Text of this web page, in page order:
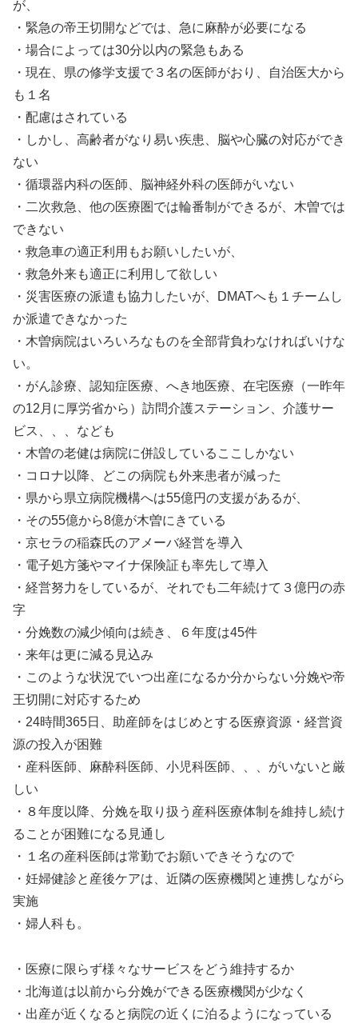
が、
・緊急の帝王切開などでは、急に麻酔が必要になる
・場合によっては30分以内の緊急もある
・現在、県の修学支援で３名の医師がおり、自治医大から
も１名
・配慮はされている
・しかし、高齢者がなり易い疾患、脳や心臓の対応ができ
ない
・循環器内科の医師、脳神経外科の医師がいない
・二次救急、他の医療圏では輪番制ができるが、木曽では
できない
・救急車の適正利用もお願いしたいが、
・救急外来も適正に利用して欲しい
・災害医療の派遣も協力したいが、DMATへも１チームし
か派遣できなかった
・木曽病院はいろいろなものを全部背負わなければいけな
い。
・がん診療、認知症医療、へき地医療、在宅医療（一昨年
の12月に厚労省から）訪問介護ステーション、介護サー
ビス、、、なども
・木曽の老健は病院に併設しているここしかない
・コロナ以降、どこの病院も外来患者が減った
・県から県立病院機構へは55億円の支援があるが、
・その55億から8億が木曽にきている
・京セラの稲森氏のアメーバ経営を導入
・電子処方箋やマイナ保険証も率先して導入
・経営努力をしているが、それでも二年続けて３億円の赤
字
・分娩数の減少傾向は続き、６年度は45件
・来年は更に減る見込み
・このような状況でいつ出産になるか分からない分娩や帝
王切開に対応するため
・24時間365日、助産師をはじめとする医療資源・経営資
源の投入が困難
・産科医師、麻酔科医師、小児科医師、、、がいないと厳
しい
・８年度以降、分娩を取り扱う産科医療体制を維持し続け
ることが困難になる見通し
・１名の産科医師は常勤でお願いできそうなので
・妊婦健診と産後ケアは、近隣の医療機関と連携しながら
実施
・婦人科も。
・医療に限らず様々なサービスをどう維持するか
・北海道は以前から分娩ができる医療機関が少なく
・出産が近くなると病院の近くに泊るようになっている